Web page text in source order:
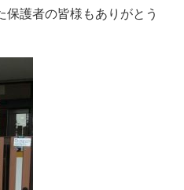
保護者の皆様もありがとう